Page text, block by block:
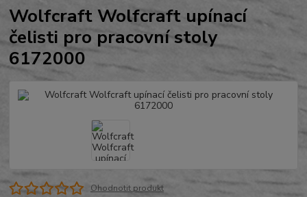
Wolfcraft Wolfcraft upínací
čelisti pro pracovní stoly
6172000
Ohodnotit produkt